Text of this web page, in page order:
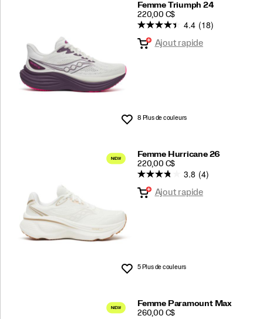
Femme Triumph 24
PRICE
220,00 C$
Liste de souhaits
4.4 (18)
Ajout rapide
8 Plus de couleurs
Femme Hurricane 26
PRICE
220,00 C$
Liste de souhaits
3.8 (4)
Ajout rapide
5 Plus de couleurs
Femme Paramount Max
PRICE
260,00 C$